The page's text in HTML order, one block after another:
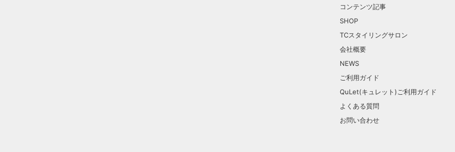
コンテンツ記事
SHOP
TCスタイリングサロン
会社概要
NEWS
ご利用ガイド
QuLet(キュレット)ご利用ガイド
よくある質問
お問い合わせ